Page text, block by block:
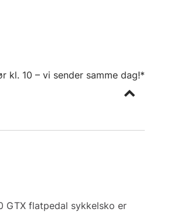
kl. 10 – vi sender samme dag!*
GTX flatpedal sykkelsko er